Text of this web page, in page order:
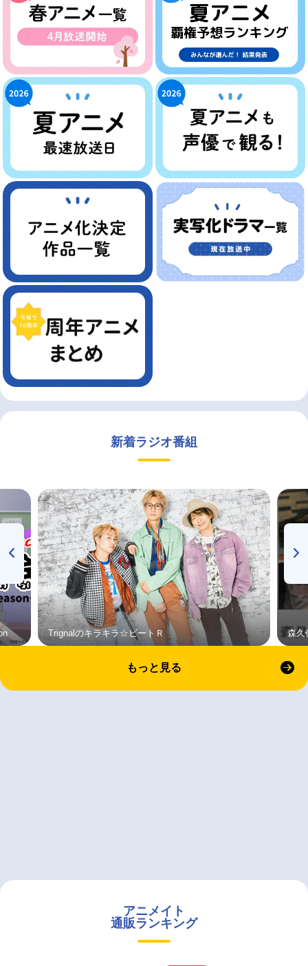
新着ラジオ番組
Trignalのキラキラ☆ビートＲ 森久
もっと見る
アニメイト
通販ランキング